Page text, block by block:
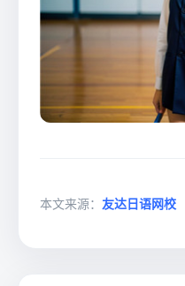
本文来源： 友达日语网校